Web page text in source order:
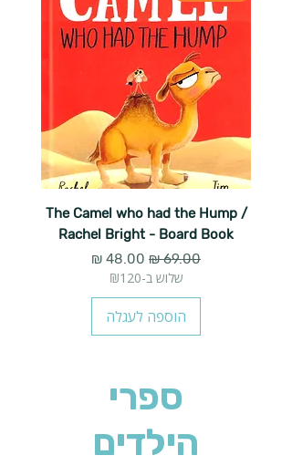
The Camel who had the Hump /
Rachel Bright - Board Book
מחיר רגיל מחיר מבצע
שלוש ב-₪120
הוספה לעגלה
ספרי
הילדים